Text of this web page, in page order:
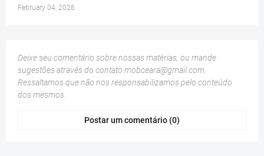
February 04, 2026
Deixe seu comentário sobre nossas matérias, ou mande
sugestões através do contato mobceara@gmail.com
Ressaltamos que não nos responsabilizamos pelo conteúdo
dos mesmos.
Postar um comentário (0)